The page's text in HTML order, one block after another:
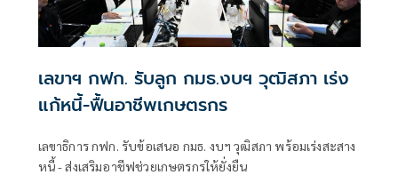
เลขาฯ กฟก. รับลูก กมธ.งบฯ วุฒิสภา เร่ง
แก้หนี้-ฟื้นอาชีพเกษตรกร
เลขาธิการ กฟก. รับข้อเสนอ กมธ. งบฯ วุฒิสภา พร้อมเร่งสะสาง
หนี้ - ส่งเสริมอาชีฟช่วยเกษตรกรให้ยั่งยืน